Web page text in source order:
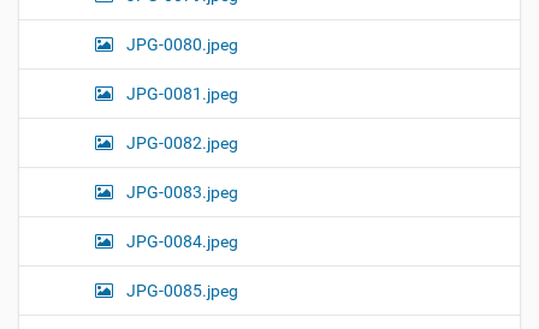
JPG-0080.jpeg
JPG-0081.jpeg
JPG-0082.jpeg
JPG-0083.jpeg
JPG-0084.jpeg
JPG-0085.jpeg